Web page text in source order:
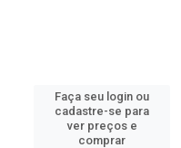
Faça seu login ou
cadastre-se para
ver preços e
comprar